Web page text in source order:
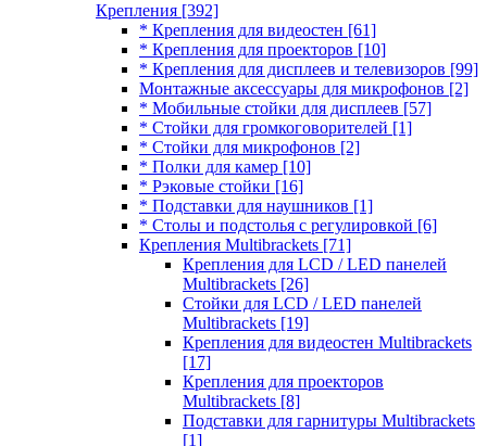
Крепления [392]
* Крепления для видеостен [61]
* Крепления для проекторов [10]
* Крепления для дисплеев и телевизоров [99]
Монтажные аксессуары для микрофонов [2]
* Мобильные стойки для дисплеев [57]
* Стойки для громкоговорителей [1]
* Стойки для микрофонов [2]
* Полки для камер [10]
* Рэковые стойки [16]
* Подставки для наушников [1]
* Столы и подстолья с регулировкой [6]
Крепления Multibrackets [71]
Крепления для LCD / LED панелей
Multibrackets [26]
Стойки для LCD / LED панелей
Multibrackets [19]
Крепления для видеостен Multibrackets
[17]
Крепления для проекторов
Multibrackets [8]
Подставки для гарнитуры Multibrackets
[1]